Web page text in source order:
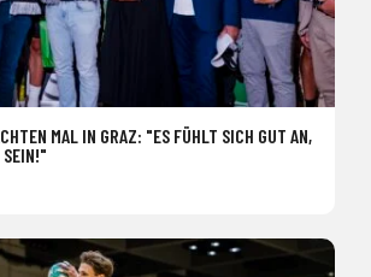
MAL IN GRAZ: "ES FÜHLT SICH GUT AN,
SEIN!"